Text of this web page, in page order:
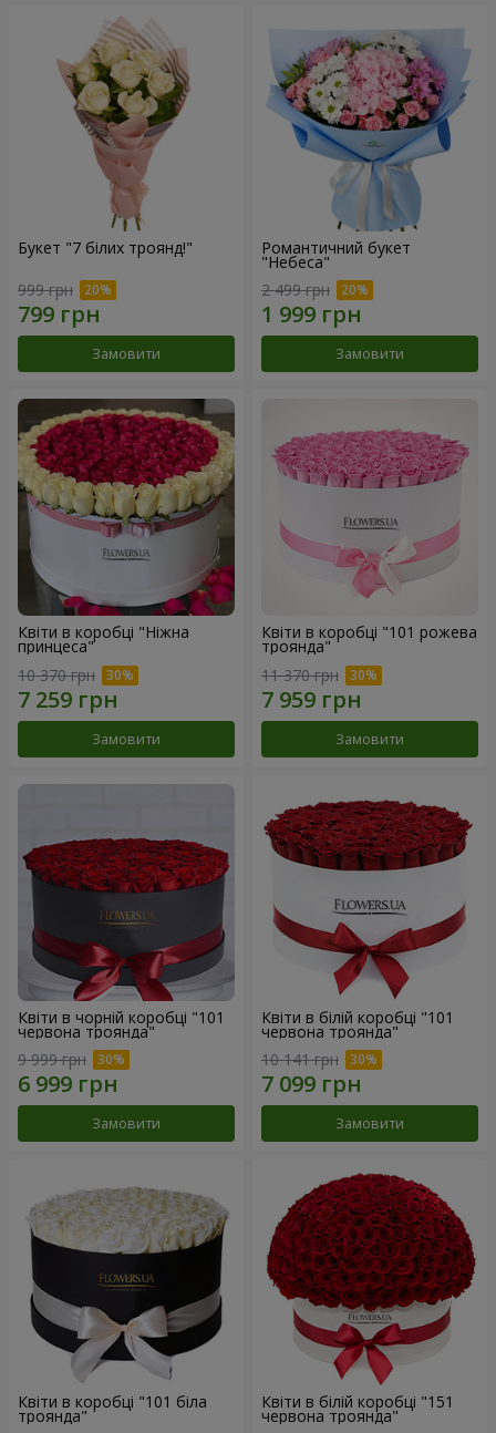
Букет "7 білих троянд!"
999 грн
Замовити
Романтичний букет
"Небеса"
2 499 грн
Замовити
Квіти в коробці "Ніжна
принцеса"
10 370 грн
Замовити
Квіти в коробці "101 рожева
троянда"
11 370 грн
Замовити
Квіти в чорній коробці "101
червона троянда"
9 999 грн
Замовити
Квіти в білій коробці "101
червона троянда"
10 141 грн
Замовити
Квіти в коробці "101 біла
троянда"
Квіти в білій коробці "151
червона троянда"